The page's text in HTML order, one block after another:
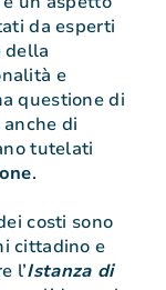
da esperti
della
e
questione di
di
tutelati
.
costi sono
cittadino e
l’Istanza di